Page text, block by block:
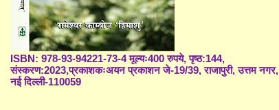
ISBN: 978-93-94221-73-4 मूल्यः400 रुपये, पृष्ठ:144,
संस्करण:2023,प्रकाशकःअयन प्रकाशन जे-19/39, राजापुरी, उत्तम नगर,
नई दिल्ली-110059